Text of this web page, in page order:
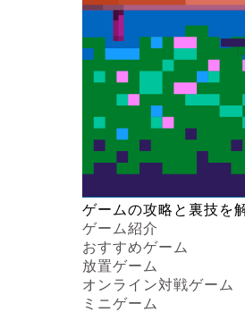
ゲームの攻略と裏技を
ゲーム紹介
おすすめゲーム
放置ゲーム
オンライン対戦ゲーム
ミニゲーム